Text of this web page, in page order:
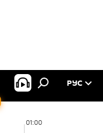
РУС
01:00